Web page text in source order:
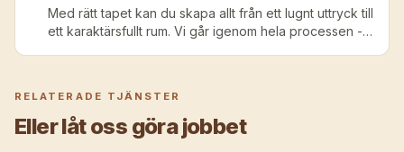
Med rätt tapet kan du skapa allt från ett lugnt uttryck till
ett karaktärsfullt rum. Vi går igenom hela processen -
RELATERADE TJÄNSTER
Eller låt oss göra jobbet